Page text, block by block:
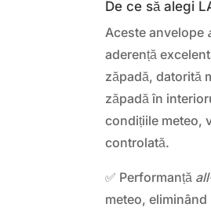
De ce să alegi
Aceste anvelope
aderență
zăpadă, datorită
zăpadă în
condițiile meteo,
controlată.
✅ Performanță
meteo,